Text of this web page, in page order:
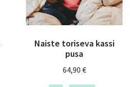
Naiste toriseva kassi
pusa
64,90 €